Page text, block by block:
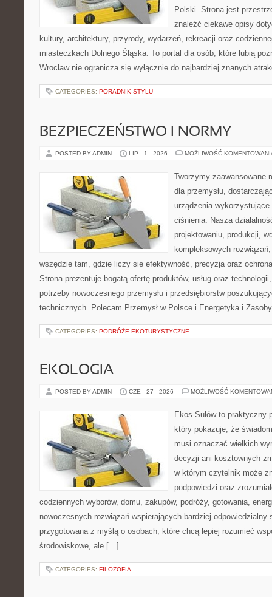
Polski. Strona jest
znaleźć ciekawe opisy
kultury, architektury, przyrody, wydarzeń, rekreacji oraz
miasteczkach Dolnego Śląska. To portal dla osób, które lubią
Wrocław nie ogranicza się wyłącznie do najbardziej znanych
CATEGORIES: PORADNIK STYLU
BEZPIECZEŃSTWO I NORMY
POSTED BY ADMIN LIP - 1 - 2026 MOŻLIWOŚĆ
Tworzymy zaawansowane
dla przemysłu,
urządzenia
ciśnienia. Nasza
projektowaniu, produkcji,
kompleksowych
wszędzie tam, gdzie liczy się efektywność, precyzja oraz
Strona prezentuje bogatą ofertę produktów, usług oraz
potrzeby nowoczesnego przemysłu i przedsiębiorstw
technicznych. Polecam Przemysł w Polsce i Energetyka i
CATEGORIES: PODRÓŻE EKOTURYSTYCZNE
EKOLOGIA
POSTED BY ADMIN CZE - 27 - 2026 MOŻLIWOŚĆ
Ekos-Sułów to praktyczny
który pokazuje, że
musi oznaczać wielkich
decyzji ani kosztownych
w którym czytelnik może
podpowiedzi oraz
codziennych wyborów, domu, zakupów, podróży, gotowania,
nowoczesnych rozwiązań wspierających bardziej odpowiedzialny
przygotowana z myślą o osobach, które chcą lepiej rozumieć
środowiskowe, ale […]
CATEGORIES: FILOZOFIA